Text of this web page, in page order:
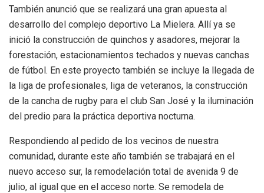
También anunció que se realizará una gran apuesta al
desarrollo del complejo deportivo La Mielera. Allí ya se
inició la construcción de quinchos y asadores, mejorar la
forestación, estacionamientos techados y nuevas canchas
de fútbol. En este proyecto también se incluye la llegada de
la liga de profesionales, liga de veteranos, la construcción
de la cancha de rugby para el club San José y la iluminación
del predio para la práctica deportiva nocturna.
Respondiendo al pedido de los vecinos de nuestra
comunidad, durante este año también se trabajará en el
nuevo acceso sur, la remodelación total de avenida 9 de
julio, al igual que en el acceso norte. Se remodela de